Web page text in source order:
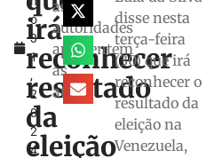
o
3
1
,
2
0
2
4
irá
reconhecer
resultado
da
eleição
as
autoridades
apresentem
as
atas
disse nesta
terça-feira
(30) que irá
reconhecer o
resultado da
eleição na
Venezuela,